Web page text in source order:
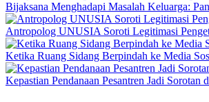
Bijaksana Menghadapi Masalah Keluarga:
Antropolog UNUSIA Soroti Legitimasi
Ketika Ruang Sidang Berpindah ke Media
Kepastian Pendanaan Pesantren Jadi